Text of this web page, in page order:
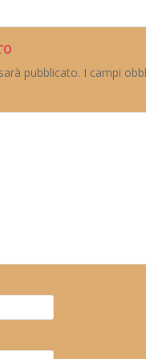
pubblicato. I campi